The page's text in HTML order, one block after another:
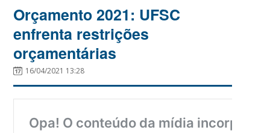
Orçamento 2021: UFSC
enfrenta restrições
orçamentárias
16/04/2021 13:28